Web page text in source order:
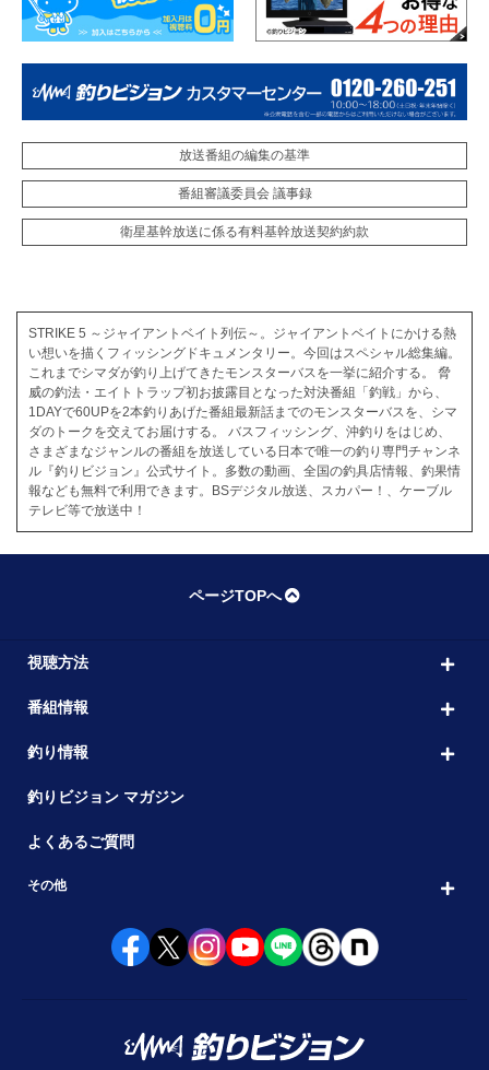
放送番組の編集の基準
番組審議委員会 議事録
衛星基幹放送に係る有料基幹放送契約約款
STRIKE 5 ～ジャイアントベイト列伝～。ジャイアントベイトにかける熱
い想いを描くフィッシングドキュメンタリー。今回はスペシャル総集編。
これまでシマダが釣り上げてきたモンスターバスを一挙に紹介する。 脅
威の釣法・エイトトラップ初お披露目となった対決番組「釣戦」から、
1DAYで60UPを2本釣りあげた番組最新話までのモンスターバスを、シマ
ダのトークを交えてお届けする。 バスフィッシング、沖釣りをはじめ、
さまざまなジャンルの番組を放送している日本で唯一の釣り専門チャンネ
ル『釣りビジョン』公式サイト。多数の動画、全国の釣具店情報、釣果情
報なども無料で利用できます。BSデジタル放送、スカパー！、ケーブル
テレビ等で放送中！
ページTOPへ
視聴方法
番組情報
釣り情報
釣りビジョン マガジン
よくあるご質問
その他